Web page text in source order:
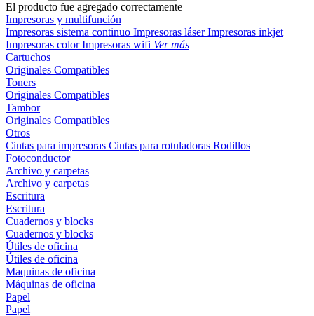
El producto fue agregado correctamente
Impresoras y multifunción
Impresoras sistema continuo Impresoras láserImpresoras inkjet
Impresoras colorImpresoras wifi Ver más
Cartuchos
Originales Compatibles
Toners
Originales Compatibles
Tambor
Originales Compatibles
Otros
Cintas para impresoras Cintas para rotuladoras Rodillos
Fotoconductor
Archivo y carpetas
Archivo y carpetas
Escritura
Escritura
Cuadernos y blocks
Cuadernos y blocks
Útiles de oficina
Útiles de oficina
Maquinas de oficina
Máquinas de oficina
Papel
Papel